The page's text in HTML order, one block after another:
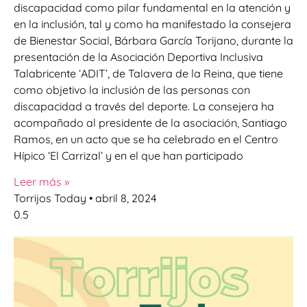
discapacidad como pilar fundamental en la atención y
en la inclusión, tal y como ha manifestado la consejera
de Bienestar Social, Bárbara García Torijano, durante la
presentación de la Asociación Deportiva Inclusiva
Talabricente ‘ADIT’, de Talavera de la Reina, que tiene
como objetivo la inclusión de las personas con
discapacidad a través del deporte. La consejera ha
acompañado al presidente de la asociación, Santiago
Ramos, en un acto que se ha celebrado en el Centro
Hípico ‘El Carrizal’ y en el que han participado
Leer más »
Torrijos Today
abril 8, 2024